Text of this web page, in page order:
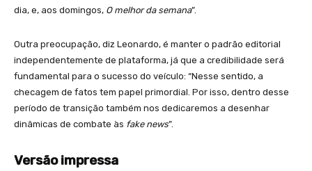
dia, e, aos domingos, O melhor da semana”.
Outra preocupação, diz Leonardo, é manter o padrão editorial
independentemente de plataforma, já que a credibilidade será
fundamental para o sucesso do veículo: “Nesse sentido, a
checagem de fatos tem papel primordial. Por isso, dentro desse
período de transição também nos dedicaremos a desenhar
dinâmicas de combate às fake news”.
Versão impressa